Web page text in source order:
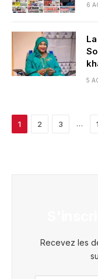
6
5
1 2 3 …
Recevez les